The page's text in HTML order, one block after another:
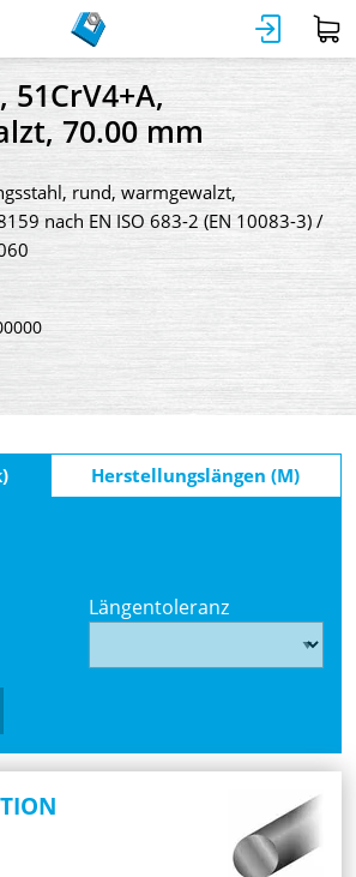
70.00 mm
rund, warmgewalzt,
nach EN ISO 683-2 (EN 10083-3) /
Herstellungslängen (M)
Längentoleranz